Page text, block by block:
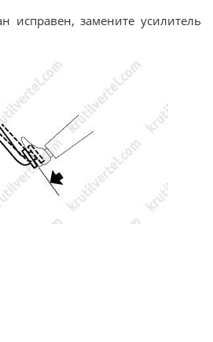
исправен, замените усилитель